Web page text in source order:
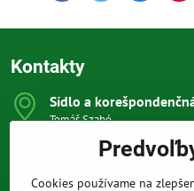
Kontakty
Sídlo a
Tomáš Szabó
851 03 Bratislava
Sme internetový obchod,
Cookies používame na